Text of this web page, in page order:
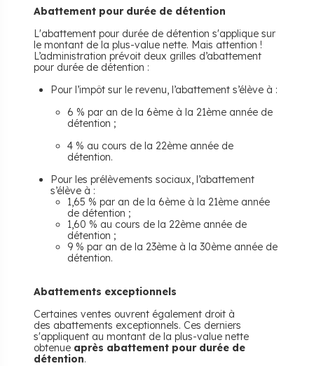
Abattement pour durée de détention
L'abattement pour durée de détention s'applique sur
le montant de la plus-value nette. Mais attention !
L’administration prévoit deux grilles d’abattement
pour durée de détention :
Pour l’impôt sur le revenu, l’abattement s’élève à :
6 % par an de la 6ème à la 21ème année de
détention ;
4 % au cours de la 22ème année de
détention.
Pour les prélèvements sociaux, l’abattement
s’élève à :
1,65 % par an de la 6ème à la 21ème année
de détention ;
1,60 % au cours de la 22ème année de
détention ;
9 % par an de la 23ème à la 30ème année de
détention.
Abattements exceptionnels
Certaines ventes ouvrent également droit à
des abattements exceptionnels. Ces derniers
s'appliquent au montant de la plus-value nette
obtenue après abattement pour durée de
détention.